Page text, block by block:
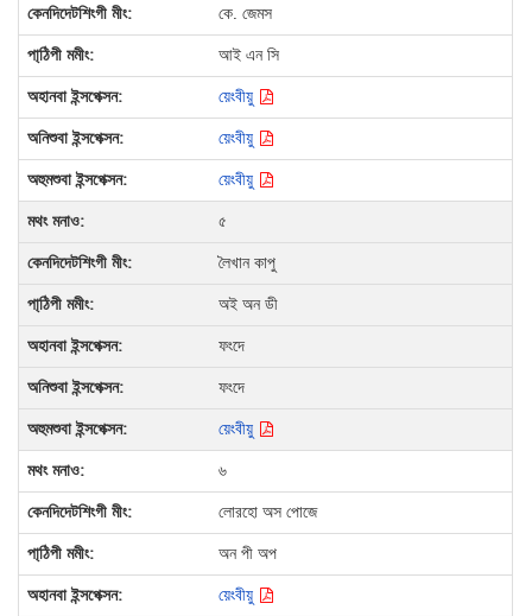
কে. জেমস
আই এন সি
য়েংবীয়ু
য়েংবীয়ু
য়েংবীয়ু
৫
লৈখান কাপু
অই অন ডী
ফংদে
ফংদে
য়েংবীয়ু
৬
লোরহো অস পোজে
অন পী অপ
য়েংবীয়ু